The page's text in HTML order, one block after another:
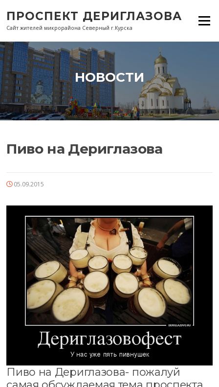
содержанию
ПРОСПЕКТ ДЕРИГЛАЗОВА
Сайт жителей микрорайона Северный г.Курска
Меню
НОВОСТИ
Пиво на Дериглазова
05.09.2015
Пиво на Дериглазова- пожалуй